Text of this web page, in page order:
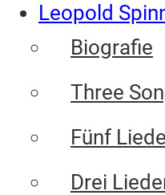
Leopold
Biografie
Three
Fünf
Drei